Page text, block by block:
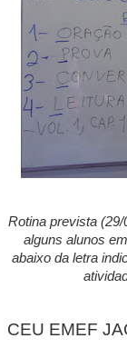
Rotina prevista
alguns alunos
abaixo da letra
CEU EMEF